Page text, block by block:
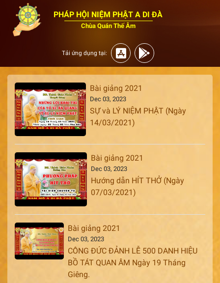
PHÁP HỘI NIỆM PHẬT A DI ĐÀ
Chùa Quán Thế Âm
Tải ứng dụng tại:
Bài giảng 2021
Dec 03, 2023
SỰ và LÝ NIỆM PHẬT (Ngày
14/03/2021)
Bài giảng 2021
Dec 03, 2023
Hướng dẫn HÍT THỞ (Ngày
07/03/2021)
Bài giảng 2021
Dec 03, 2023
CÔNG ĐỨC ĐẢNH LỄ 500 DANH HIỆU
BỒ TÁT QUAN ÂM Ngày 19 Tháng
Giêng.